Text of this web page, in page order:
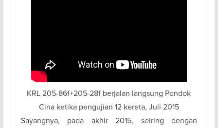
KRL 205-86f+205-28f berjalan langsung Pondok
Cina ketika pengujian 12 kereta, Juli 2015
Sayangnya, pada akhir 2015, seiring dengan